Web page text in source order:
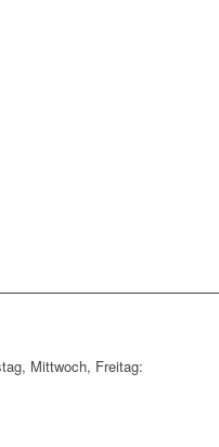
Mittwoch, Freitag: